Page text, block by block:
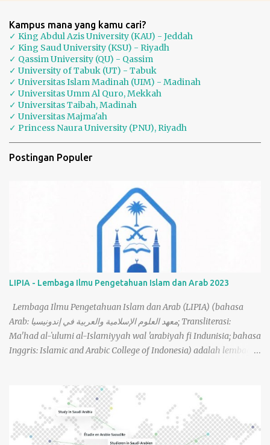
a
r
Kampus mana yang kamu cari?
✓ King Abdul Azis University (KAU) - Jeddah
✓ King Saud University (KSU) - Riyadh
✓ Qassim University (QU) - Qassim
✓ University of Tabuk (UT) - Tabuk
✓ Universitas Islam Madinah (UIM) - Madinah
✓ Universitas Umm Al Quro, Mekkah
✓ Universitas Taibah, Madinah
✓ Universitas Majma'ah
✓ Princess Naura University (PNU), Riyadh
Postingan Populer
LIPIA - Lembaga Ilmu Pengetahuan Islam dan Arab 2023
Lembaga Ilmu Pengetahuan Islam dan Arab (LIPIA) (bahasa
Arab: معهد العلوم الإسلامية والعربية في إندونيسيا; Transliterasi:
Ma'had al-ʻulumi al-Islamiyyah wal 'arabiyah fi Indunisia; bahasa
Inggris: Islamic and Arabic College of Indonesia) adalah lembaga
bin Saud Riyadh. LIPIA didirikan pada tahun 1980 untuk
memberikan pendidikan dengan konsentrasi dalam bahasa Arab
dan agama Islam untuk siswa Indonesia dengan keputusan dari
Mahkamah Kerajaan Arab Saudi, No. 5/N/26710. LIPIA saat ini